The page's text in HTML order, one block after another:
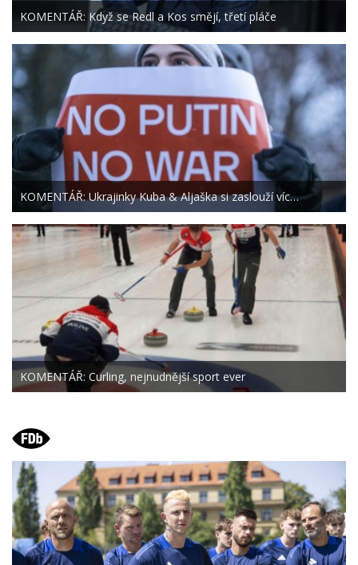
KOMENTÁŘ: Když se Redl a Kos smějí, třetí pláče
KOMENTÁŘ: Ukrajinky Kuba & Aljaška si zaslouží víc…
KOMENTÁŘ: Curling, nejnudnější sport ever